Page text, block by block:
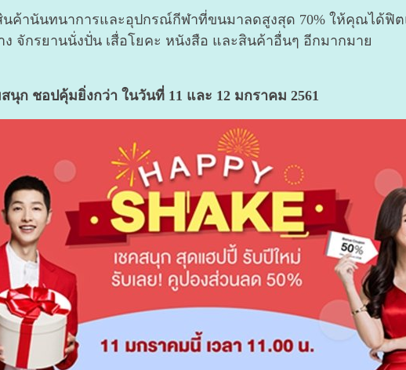
ค้านันทนาการและอุปกรณ์กีฬาที่ขนมาลดสูงสุด 70% ให้คุณได้ฟิต
ง จักรยานนั่งปั่น เสื่อโยคะ หนังสือ และสินค้าอื่นๆ อีกมากมาย
ก ชอปคุ้มยิ่งกว่า ในวันที่ 11 และ 12 มกราคม 2561